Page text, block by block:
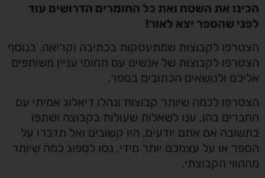
הכינו את השטח ואת כל החומרים הדרושים עוד
לפני שהספר יצא לאור!
הצטרפו לקבוצות שמתעסקות בכתיבה וקריאה, בנוסף
הצטרפו לקבוצות של אנשים עם תחומי עניין משותפים
אליכם ולנושאים הכתובים בספר.
הצטרפו לכמה שיותר קבוצות ונהלו דיאלוג אמיתי עם
החברים בהן, ענו לשאלות שעולות בקבוצה ושתפו
בתשובה אם אתם יודעים, היו קשובים ואל תדברו על
הספר או על עצמכם יותר מידי, נסו לספוג כמה שיותר
מההווי הקבוצתי.